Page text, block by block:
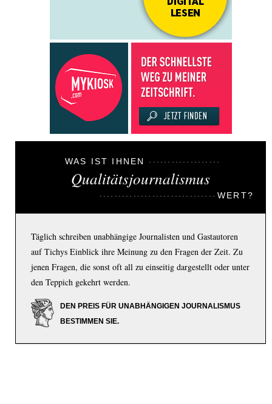
WAS IST IHNEN
Qualitätsjournalismus
WERT?
Täglich schreiben unabhängige Journalisten und Gastautoren
auf Tichys Einblick ihre Meinung zu den Fragen der Zeit. Zu
jenen Fragen, die sonst oft all zu einseitig dargestellt oder unter
den Teppich gekehrt werden.
DEN PREIS FÜR UNABHÄNGIGEN JOURNALISMUS
BESTIMMEN SIE.